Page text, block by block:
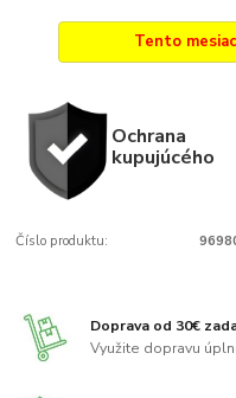
Tento
Ochrana
kupujúcého
Číslo produktu:
Doprava od 30€
Využite dopravu